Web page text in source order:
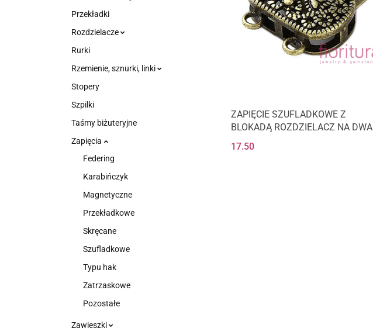
Przekładki
Rozdzielacze
Rurki
Rzemienie, sznurki, linki
Stopery
Szpilki
Taśmy biżuteryjne
Zapięcia
Federing
Karabińczyk
Magnetyczne
Przekładkowe
Skręcane
Szufladkowe
Typu hak
Zatrzaskowe
Pozostałe
Zawieszki
ZAPIĘCIE SZUFLADKOWE Z
BLOKADĄ ROZDZIELACZ NA DWA
ZŁOTO
17.50